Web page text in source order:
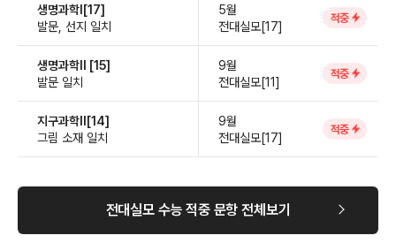
생명과학Ⅰ[17]
발문, 선지 일치
5월
전대실모[17]
적중
생명과학Ⅱ [15]
발문 일치
9월
전대실모[11]
적중
지구과학Ⅱ[14]
그림 소재 일치
9월
전대실모[17]
적중
전대실모 수능 적중 문항 전체보기